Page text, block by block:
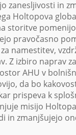
zanesljivosti in
Holtopova
storitve
pravočasno
namestitev,
Z izbiro naprav
AHU v
da bo
prispeva k
misijo
in zmanjšujejo